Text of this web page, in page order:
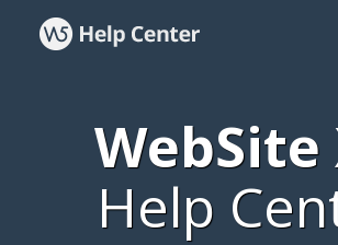
WebSite
Help